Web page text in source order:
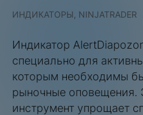
ИНДИКАТОРЫ, NINJATRADER
Индикатор
специально для
которым необходимы
рыночные оповещения.
инструмент упрощает